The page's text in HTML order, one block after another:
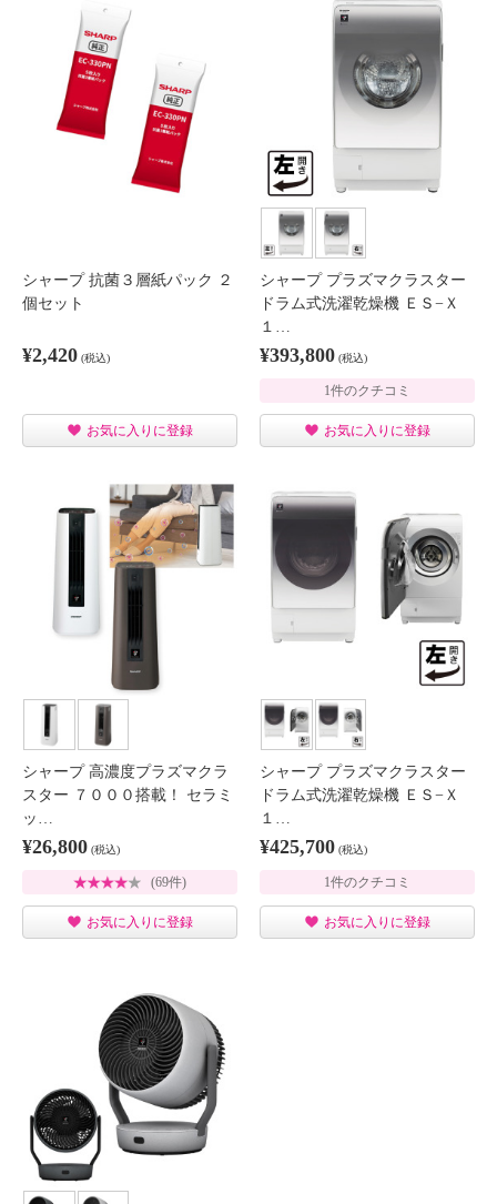
シャープ 抗菌３層紙パック ２
個セット
¥2,420 (税込)
お気に入りに登録
シャープ プラズマクラスター
ドラム式洗濯乾燥機 ＥＳ−Ｘ
１…
¥393,800 (税込)
1件のクチコミ
お気に入りに登録
シャープ 高濃度プラズマクラ
スター ７０００搭載！ セラミ
ッ…
¥26,800 (税込)
(69件)
お気に入りに登録
シャープ プラズマクラスター
ドラム式洗濯乾燥機 ＥＳ−Ｘ
１…
¥425,700 (税込)
1件のクチコミ
お気に入りに登録